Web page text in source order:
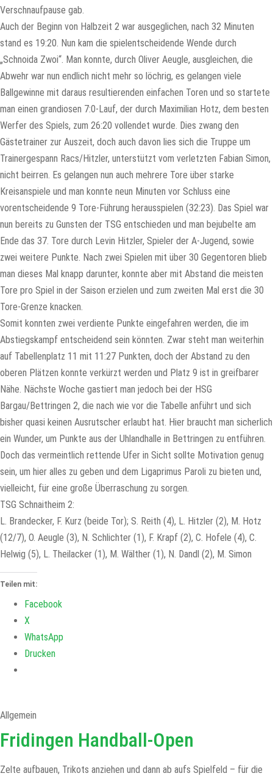
Verschnaufpause gab.
Auch der Beginn von Halbzeit 2 war ausgeglichen, nach 32 Minuten
stand es 19:20. Nun kam die spielentscheidende Wende durch
„Schnoida Zwoi“. Man konnte, durch Oliver Aeugle, ausgleichen, die
Abwehr war nun endlich nicht mehr so löchrig, es gelangen viele
Ballgewinne mit daraus resultierenden einfachen Toren und so startete
man einen grandiosen 7:0-Lauf, der durch Maximilian Hotz, dem besten
Werfer des Spiels, zum 26:20 vollendet wurde. Dies zwang den
Gästetrainer zur Auszeit, doch auch davon lies sich die Truppe um
Trainergespann Racs/Hitzler, unterstützt vom verletzten Fabian Simon,
nicht beirren. Es gelangen nun auch mehrere Tore über starke
Kreisanspiele und man konnte neun Minuten vor Schluss eine
vorentscheidende 9 Tore-Führung herausspielen (32:23). Das Spiel war
nun bereits zu Gunsten der TSG entschieden und man bejubelte am
Ende das 37. Tore durch Levin Hitzler, Spieler der A-Jugend, sowie
zwei weitere Punkte. Nach zwei Spielen mit über 30 Gegentoren blieb
man dieses Mal knapp darunter, konnte aber mit Abstand die meisten
Tore pro Spiel in der Saison erzielen und zum zweiten Mal erst die 30
Tore-Grenze knacken.
Somit konnten zwei verdiente Punkte eingefahren werden, die im
Abstiegskampf entscheidend sein könnten. Zwar steht man weiterhin
auf Tabellenplatz 11 mit 11:27 Punkten, doch der Abstand zu den
oberen Plätzen konnte verkürzt werden und Platz 9 ist in greifbarer
Nähe. Nächste Woche gastiert man jedoch bei der HSG
Bargau/Bettringen 2, die nach wie vor die Tabelle anführt und sich
bisher quasi keinen Ausrutscher erlaubt hat. Hier braucht man sicherlich
ein Wunder, um Punkte aus der Uhlandhalle in Bettringen zu entführen.
Doch das vermeintlich rettende Ufer in Sicht sollte Motivation genug
sein, um hier alles zu geben und dem Ligaprimus Paroli zu bieten und,
vielleicht, für eine große Überraschung zu sorgen.
TSG Schnaitheim 2:
L. Brandecker, F. Kurz (beide Tor); S. Reith (4), L. Hitzler (2), M. Hotz
(12/7), O. Aeugle (3), N. Schlichter (1), F. Krapf (2), C. Hofele (4), C.
Helwig (5), L. Theilacker (1), M. Wälther (1), N. Dandl (2), M. Simon
Teilen mit:
Facebook
X
WhatsApp
Drucken
Allgemein
Fridingen Handball-Open
Zelte aufbauen, Trikots anziehen und dann ab aufs Spielfeld – für die